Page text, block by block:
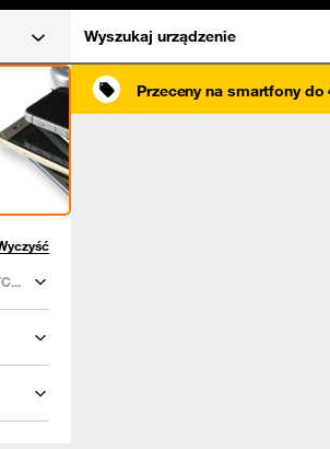
Wyszukaj urządzenie
Przeceny na smartfony do